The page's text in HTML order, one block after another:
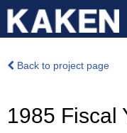
Back to project page
1985 Fiscal